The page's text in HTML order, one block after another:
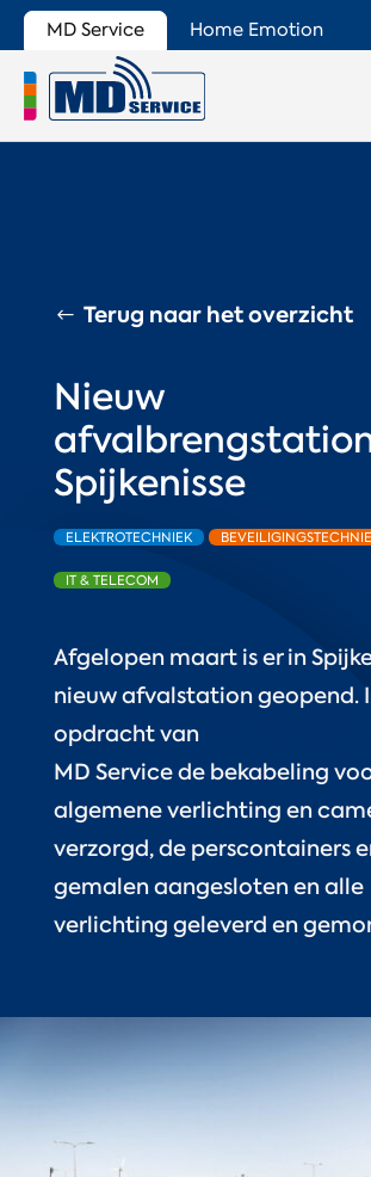
MD Service Home Emotion
Terug naar het overzicht
Nieuw
Spijkenisse
ELEKTROTECHNIEK
IT & TELECOM
Afgelopen maart is er in
nieuw afvalstation geopend.
opdracht van
MD Service de bekabeling
algemene verlichting en
verzorgd, de perscontainers
gemalen aangesloten en alle
verlichting geleverd en